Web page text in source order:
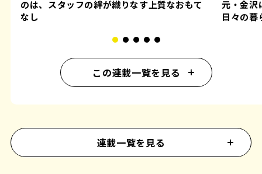
のは、スタッフの絆が織りなす上質なおもて
なし
元・金沢
日々の暮
この連載一覧を見る
連載一覧を見る